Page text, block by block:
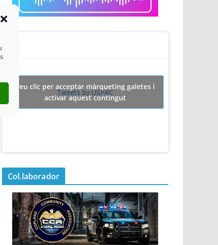
Tweets by USPAC
Feu clic per acceptar màrqueting galetes i
activar aquest contingut
Col.laborador